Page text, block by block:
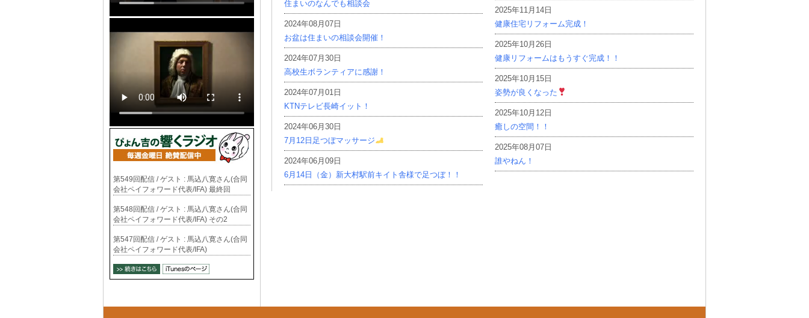
住まいのなんでも相談会
2024年08月07日
お盆は住まいの相談会開催！
2024年07月30日
高校生ボランティアに感謝！
2024年07月01日
KTNテレビ長崎イット！
2024年06月30日
7月12日足つぼマッサージ
2024年06月09日
6月14日（金）新大村駅前キイト舎様で足つぼ！！
2025年11月14日
健康住宅リフォーム完成！
2025年10月26日
健康リフォームはもうすぐ完成！！
2025年10月15日
姿勢が良くなった
2025年10月12日
癒しの空間！！
2025年08月07日
誰やねん！
第549回配信 / ゲスト : 馬込八寛さん(合同
会社ペイフォワード代表/IFA) 最終回
第548回配信 / ゲスト : 馬込八寛さん(合同
会社ペイフォワード代表/IFA) その2
第547回配信 / ゲスト : 馬込八寛さん(合同
会社ペイフォワード代表/IFA)